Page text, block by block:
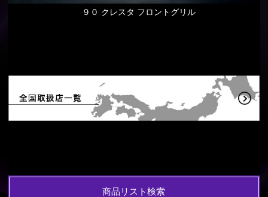
９０ クレスタ フロントグリル
商品リスト検索